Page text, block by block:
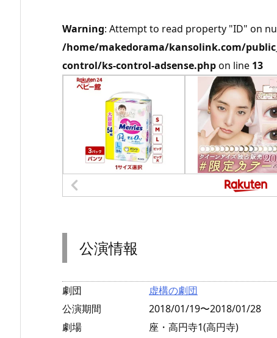
Warning: Attempt to read property "ID" on
/home/makedorama/kansolink.com/
control/ks-control-adsense.phpon line 13
公演情報
劇団
虚構の劇団
公演期間
2018/01/19〜2018/01/28
劇場
座・高円寺1(高円寺)